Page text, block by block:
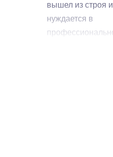
вышел из строя и
нуждается в